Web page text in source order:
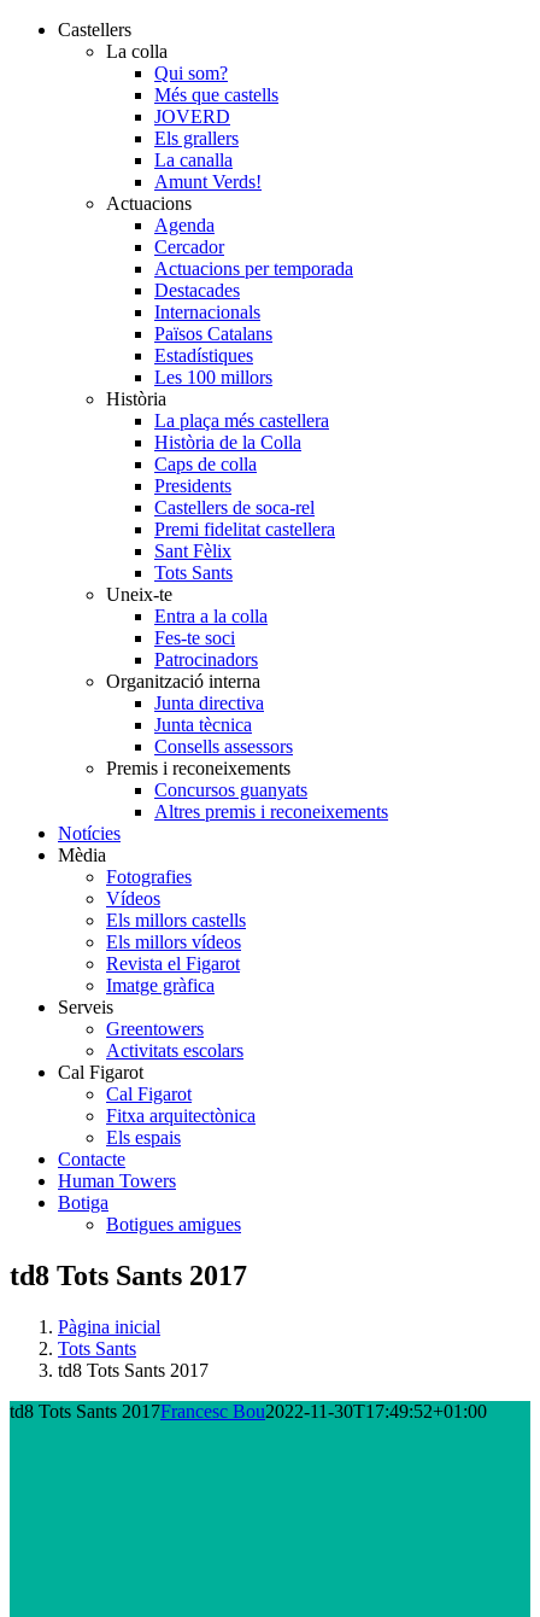
Castellers
La colla
Qui som?
Més que castells
JOVERD
Els grallers
La canalla
Amunt Verds!
Actuacions
Agenda
Cercador
Actuacions per temporada
Destacades
Internacionals
Països Catalans
Estadístiques
Les 100 millors
Història
La plaça més castellera
Història de la Colla
Caps de colla
Presidents
Castellers de soca-rel
Premi fidelitat castellera
Sant Fèlix
Tots Sants
Uneix-te
Entra a la colla
Fes-te soci
Patrocinadors
Organització interna
Junta directiva
Junta tècnica
Consells assessors
Premis i reconeixements
Concursos guanyats
Altres premis i reconeixements
Notícies
Mèdia
Fotografies
Vídeos
Els millors castells
Els millors vídeos
Revista el Figarot
Imatge gràfica
Serveis
Greentowers
Activitats escolars
Cal Figarot
Cal Figarot
Fitxa arquitectònica
Els espais
Contacte
Human Towers
Botiga
Botigues amigues
td8 Tots Sants 2017
Pàgina inicial
Tots Sants
td8 Tots Sants 2017
td8 Tots Sants 2017Francesc Bou2022-11-30T17:49:52+01:00